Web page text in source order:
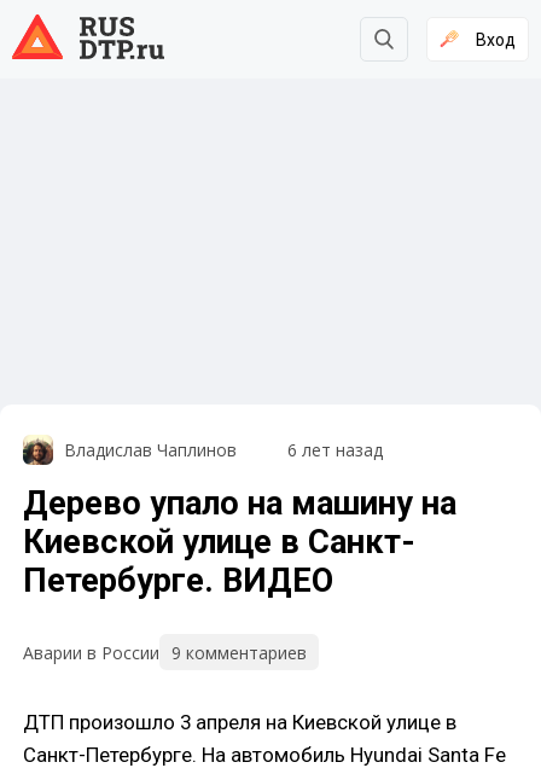
Вход
Владислав Чаплинов 6 лет назад
Дерево упало на машину на
Киевской улице в Санкт-
Петербурге. ВИДЕО
Аварии в России 9 комментариев
ДТП произошло 3 апреля на Киевской улице в
Санкт-Петербурге. На автомобиль Hyundai Santa Fe